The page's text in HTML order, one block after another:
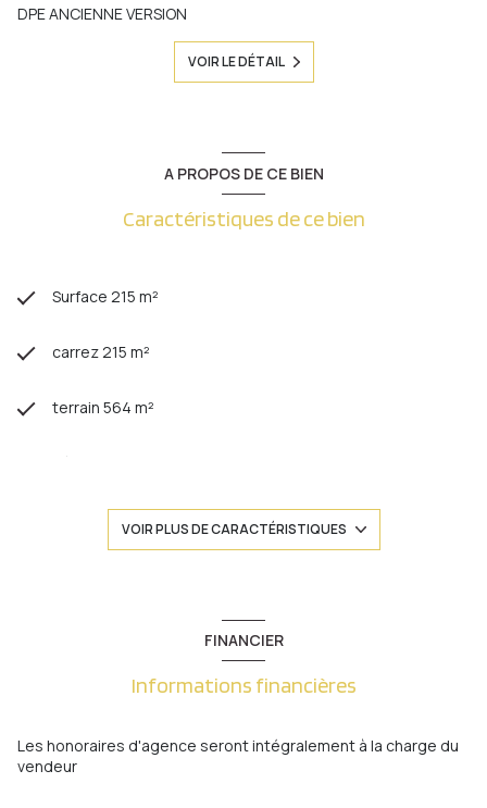
DPE ANCIENNE VERSION
VOIR LE DÉTAIL
A PROPOS DE CE BIEN
Caractéristiques de ce bien
Surface 215 m²
carrez 215 m²
terrain 564 m²
séjour 40 m²
construit en 1971
cuisine séparée (équipée)
VOIR PLUS DE CARACTÉRISTIQUES
FINANCIER
Informations financières
Les honoraires d'agence seront intégralement à la charge du
vendeur